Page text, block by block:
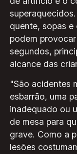
quente, sopas
podem
segundos,
alcance das
"São acidentes
esbarrão, uma
inadequado ou
de mesa para
grave. Como a
lesões